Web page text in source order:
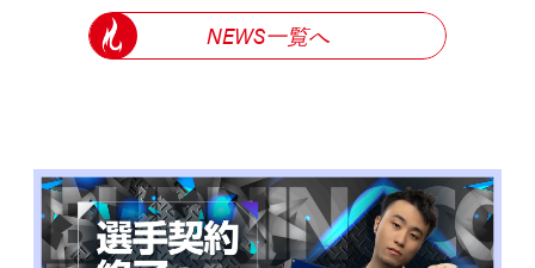
NEWS一覧へ